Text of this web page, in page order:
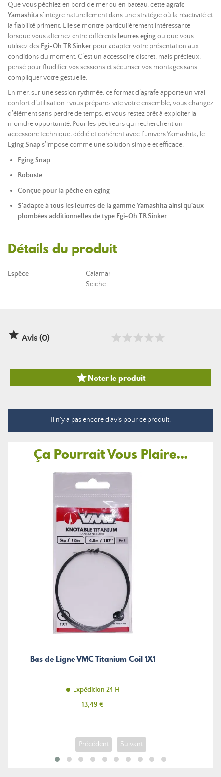
Que vous pêchiez en bord de mer ou en bateau, cetteagrafe
Yamashita s’intègre naturellement dans une stratégie où la réactivité et
la fiabilité priment. Elle se montre particulièrement intéressante
lorsque vous alternez entre différents leurres egingou que vous
utilisez des Egi-Oh TR Sinker pour adapter votre présentation aux
conditions du moment. C’est un accessoire discret, mais précieux,
pensé pour fluidifier vos sessions et sécuriser vos montages sans
compliquer votre gestuelle.
En mer, sur une session rythmée, ce format d’agrafe apporte un vrai
confort d’utilisation : vous préparez vite votre ensemble, vous changez
d’élément sans perdre de temps, et vous restez prêt à exploiter la
moindre opportunité. Pour les pêcheurs qui recherchent un
accessoire technique, dédié et cohérent avec l’univers Yamashita, le
Eging Snaps’impose comme une solution simple et efficace.
Eging Snap
Robuste
Conçue pour la pêche en eging
S'adapte à tous les leurres de la gamme Yamashita ainsi qu'aux
plombées additionnelles de type Egi-Oh TR Sinker
Détails du produit
Espèce
Calamar
Seiche
 Avis (0)
Noter le produit
Il n'y a pas encore d'avis pour ce produit.
Ça Pourrait Vous Plaire...
Bas de Ligne VMC Titanium Coil 1X1
Expédition 24 H
Prix
13,49 €
Précédent Suivant